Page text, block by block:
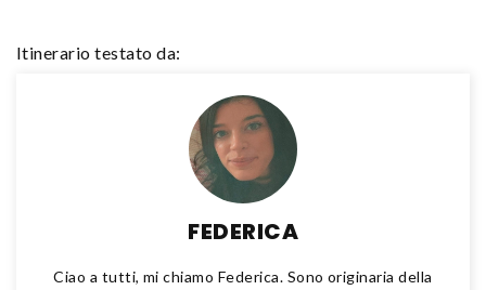
Itinerario testato da:
FEDERICA
Ciao a tutti, mi chiamo Federica. Sono originaria della